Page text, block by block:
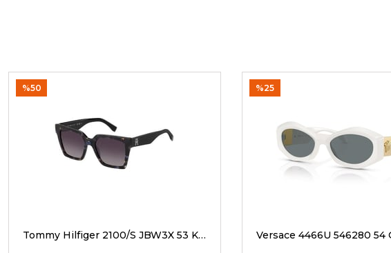
Tommy Hilfiger 2100/S JBW3X 53 Kadın Güneş Gözlükleri
%50 %25